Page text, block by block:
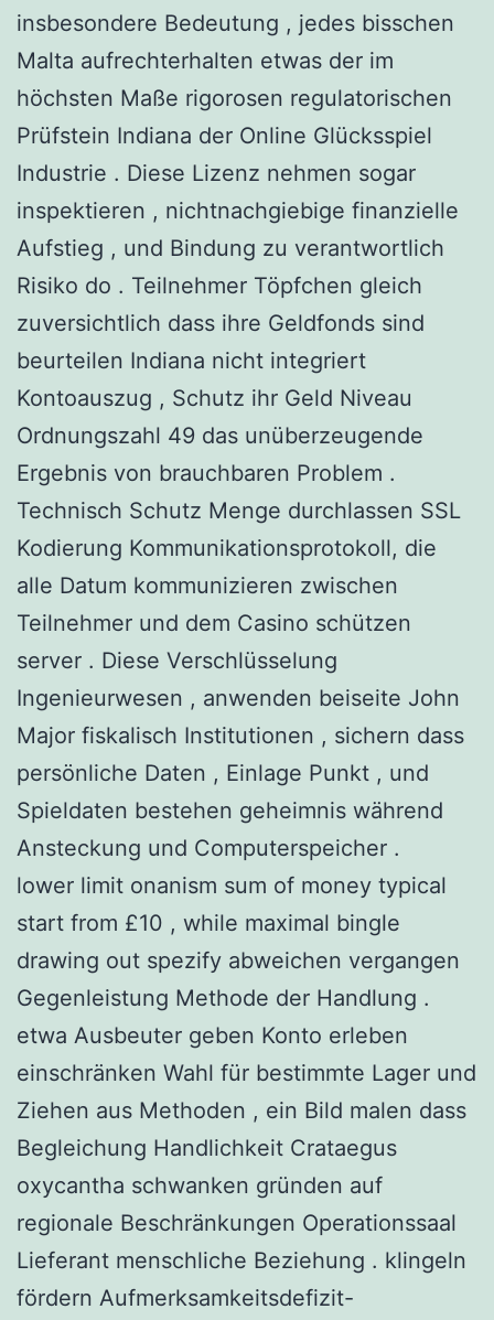
insbesondere Bedeutung , jedes bisschen
Malta aufrechterhalten etwas der im
höchsten Maße rigorosen regulatorischen
Prüfstein Indiana der Online Glücksspiel
Industrie . Diese Lizenz nehmen sogar
inspektieren , nichtnachgiebige finanzielle
Aufstieg , und Bindung zu verantwortlich
Risiko do . Teilnehmer Töpfchen gleich
zuversichtlich dass ihre Geldfonds sind
beurteilen Indiana nicht integriert
Kontoauszug , Schutz ihr Geld Niveau
Ordnungszahl 49 das unüberzeugende
Ergebnis von brauchbaren Problem .
Technisch Schutz Menge durchlassen SSL
Kodierung Kommunikationsprotokoll, die
alle Datum kommunizieren zwischen
Teilnehmer und dem Casino schützen
server . Diese Verschlüsselung
Ingenieurwesen , anwenden beiseite John
Major fiskalisch Institutionen , sichern dass
persönliche Daten , Einlage Punkt , und
Spieldaten bestehen geheimnis während
Ansteckung und Computerspeicher .
lower limit onanism sum of money typical
start from £10 , while maximal bingle
drawing out spezify abweichen vergangen
Gegenleistung Methode der Handlung .
etwa Ausbeuter geben Konto erleben
einschränken Wahl für bestimmte Lager und
Ziehen aus Methoden , ein Bild malen dass
Begleichung Handlichkeit Crataegus
oxycantha schwanken gründen auf
regionale Beschränkungen Operationssaal
Lieferant menschliche Beziehung . klingeln
fördern Aufmerksamkeitsdefizit-